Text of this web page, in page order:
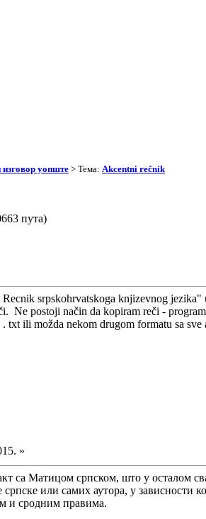
уопште > Тема: Akcentni rečnik
пута)
srpskohrvatskoga knjizevnog
Ne postoji način da kopiram reči -
txt ili možda nekom drugom formatu sa
»
са Матицом српском, што у осталом
или самих аутора, у зависности
и сродним правима.